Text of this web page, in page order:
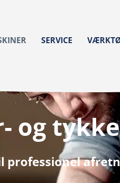
SERVICE
og
professionel